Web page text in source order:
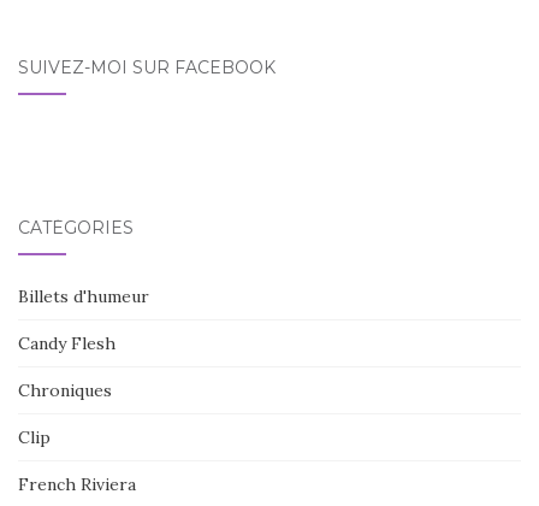
SUIVEZ-MOI SUR FACEBOOK
CATÉGORIES
Billets d'humeur
Candy Flesh
Chroniques
Clip
French Riviera